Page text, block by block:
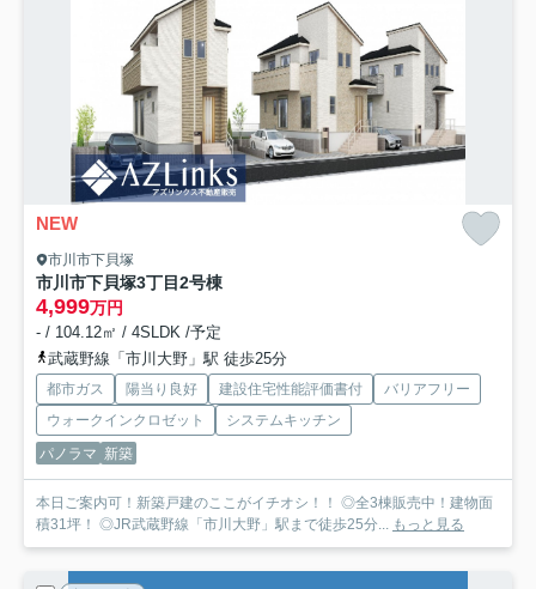
NEW
市川市下貝塚
市川市下貝塚3丁目2号棟
4,999万円
- / 104.12㎡ / 4SLDK /予定
武蔵野線「市川大野」駅 徒歩25分
都市ガス 陽当り良好 建設住宅性能評価書付
バリアフリー
ウォークインクロゼット
システムキッチン
パノラマ 新築
本日ご案内可！新築戸建のここがイチオシ！！ ◎全3棟販売中！建物面
積31坪！ ◎JR武蔵野線「市川大野」駅まで徒歩25分...
もっと見る